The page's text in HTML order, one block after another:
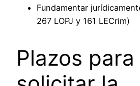
Fundamentar
267 LOPJ y 161 LECrim)
Plazos para